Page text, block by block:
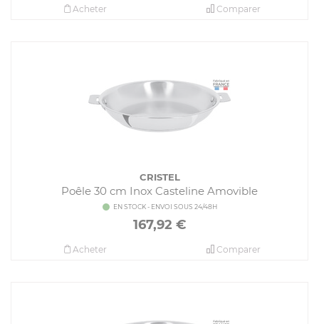
Comparer
Acheter
CRISTEL
Poêle 30 cm Inox Casteline Amovible
EN STOCK - ENVOI SOUS 24/48H
167,92 €
Comparer
Acheter